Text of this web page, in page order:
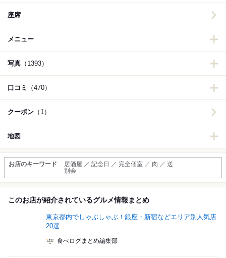
座席
メニュー
写真 （1393）
口コミ （470）
クーポン （1）
地図
お店のキーワード
居酒屋 ／ 記念日 ／ 完全個室 ／ 肉 ／ 送
別会
このお店が紹介されているグルメ情報まとめ
東京都内でしゃぶしゃぶ！銀座・新宿などエリア別人気店
20選
食べログまとめ編集部